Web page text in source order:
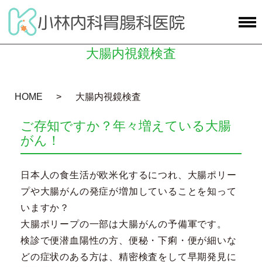
大腸内視鏡検査
HOME 大腸内視鏡検査
ご存知ですか？年々増えている大腸
がん！
日本人の食生活が欧米化するにつれ、大腸ポリー
プや大腸がんの発症が増加していることを知って
いますか？
大腸ポリープの一部は大腸がんの予備軍です。
検診で便潜血陽性の方、便秘・下痢・便が細いな
どの症状のある方は、精密検査をして早期発見に